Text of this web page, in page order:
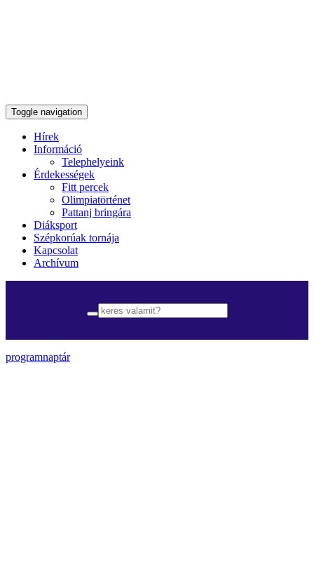
Toggle navigation
Hírek
Információ
Telephelyeink
Érdekességek
Fitt percek
Olimpiatörténet
Pattanj bringára
Diáksport
Szépkorúak tornája
Kapcsolat
Archívum
programnaptár